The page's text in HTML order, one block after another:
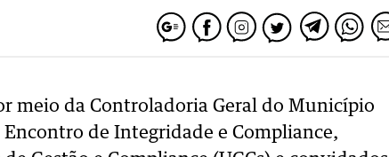
meio da Controladoria Geral do Município
Encontro de Integridade e Compliance,